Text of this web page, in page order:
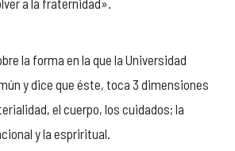
la forma en la que la Universidad
y dice que éste, toca 3 dimensiones
el cuerpo, los cuidados; la
y la espriritual.